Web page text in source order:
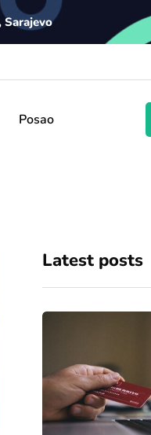
Posao
Latest posts